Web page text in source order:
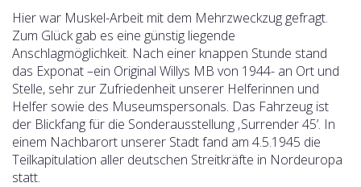
Hier war Muskel-Arbeit mit dem Mehrzweckzug gefragt.
Zum Glück gab es eine günstig liegende
Anschlagmöglichkeit. Nach einer knappen Stunde stand
das Exponat –ein Original Willys MB von 1944- an Ort und
Stelle, sehr zur Zufriedenheit unserer Helferinnen und
Helfer sowie des Museumspersonals. Das Fahrzeug ist
der Blickfang für die Sonderausstellung ‚Surrender 45’. In
einem Nachbarort unserer Stadt fand am 4.5.1945 die
Teilkapitulation aller deutschen Streitkräfte in Nordeuropa
statt.